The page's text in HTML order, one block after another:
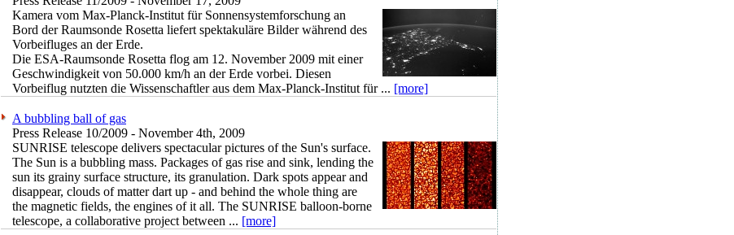
Kamera vom Max-Planck-Institut für Sonnensystemforschung an
Bord der Raumsonde Rosetta liefert spektakuläre Bilder während des
Vorbeifluges an der Erde.
Die ESA-Raumsonde Rosetta flog am 12. November 2009 mit einer
Geschwindigkeit von 50.000 km/h an der Erde vorbei. Diesen
Vorbeiflug nutzten die Wissenschaftler aus dem Max-Planck-Institut für ... [more]
A bubbling ball of gas
Press Release 10/2009 - November 4th, 2009
SUNRISE telescope delivers spectacular pictures of the Sun's surface.
The Sun is a bubbling mass. Packages of gas rise and sink, lending the
sun its grainy surface structure, its granulation. Dark spots appear and
disappear, clouds of matter dart up - and behind the whole thing are
the magnetic fields, the engines of it all. The SUNRISE balloon-borne
telescope, a collaborative project between ... [more]